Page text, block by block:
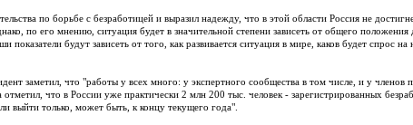
по борьбе с безработицей и выразил надежду, что в этой области Россия не
по его мнению, ситуация будет в значительной степени зависеть от общего
показатели будут зависеть от того, как развивается ситуация в мире, каков будет спрос
заметил, что "работы у всех много: у экспертного сообщества в том числе, и у членов
отметил, что в России уже практически 2 млн 200 тыс. человек - зарегистрированных
выйти только, может быть, к концу текущего года".